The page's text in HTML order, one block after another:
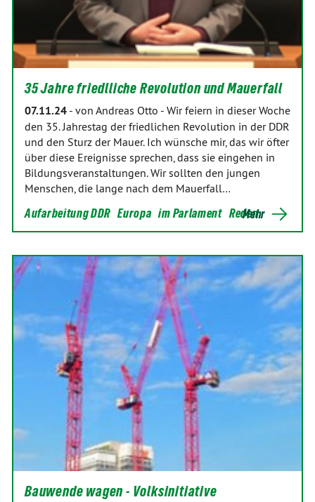
35 Jahre friedlliche Revolution und Mauerfall
07.11.24 - von Andreas Otto - Wir feiern in dieser Woche
den 35. Jahrestag der friedlichen Revolution in der DDR
und den Sturz der Mauer. Ich wünsche mir, das wir öfter
über diese Ereignisse sprechen, dass sie eingehen in
Bildungsveranstaltungen. Wir sollten den jungen
Menschen, die lange nach dem Mauerfall…
Aufarbeitung DDR Europa im Parlament Reden
Mehr
Bauwende wagen - Volksinitiative